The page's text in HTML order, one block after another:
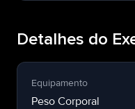
Detalhes do
Equipamento
Peso Corporal